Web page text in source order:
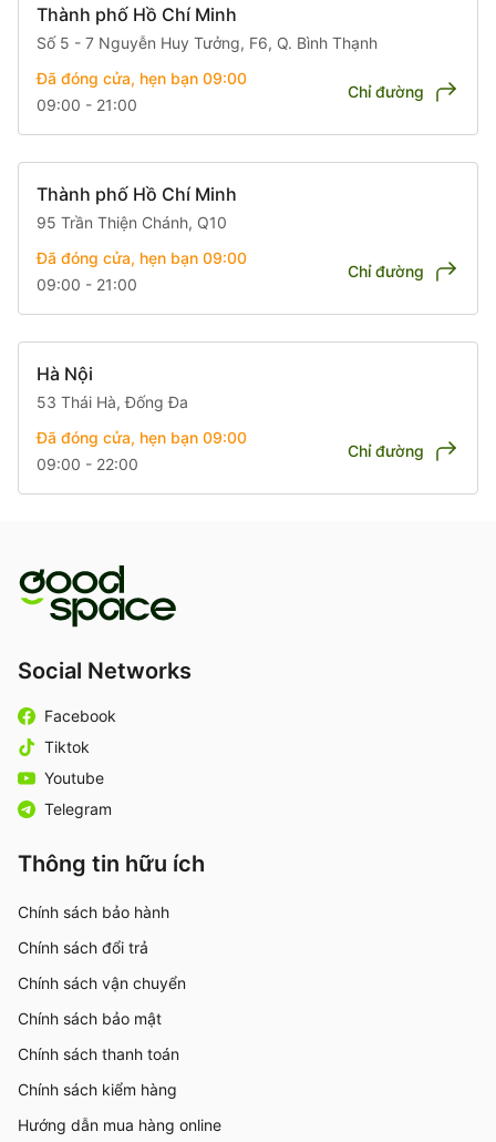
Thành phố Hồ Chí Minh
Số 5 - 7 Nguyễn Huy Tưởng, F6, Q. Bình Thạnh
Đã đóng cửa, hẹn bạn 09:00
09:00 - 21:00
Chỉ đường
Thành phố Hồ Chí Minh
95 Trần Thiện Chánh, Q10
Đã đóng cửa, hẹn bạn 09:00
09:00 - 21:00
Chỉ đường
Hà Nội
53 Thái Hà, Đống Đa
Đã đóng cửa, hẹn bạn 09:00
09:00 - 22:00
Chỉ đường
Social Networks
Facebook
Tiktok
Youtube
Telegram
Thông tin hữu ích
Chính sách bảo hành
Chính sách đổi trả
Chính sách vận chuyển
Chính sách bảo mật
Chính sách thanh toán
Chính sách kiểm hàng
Hướng dẫn mua hàng online